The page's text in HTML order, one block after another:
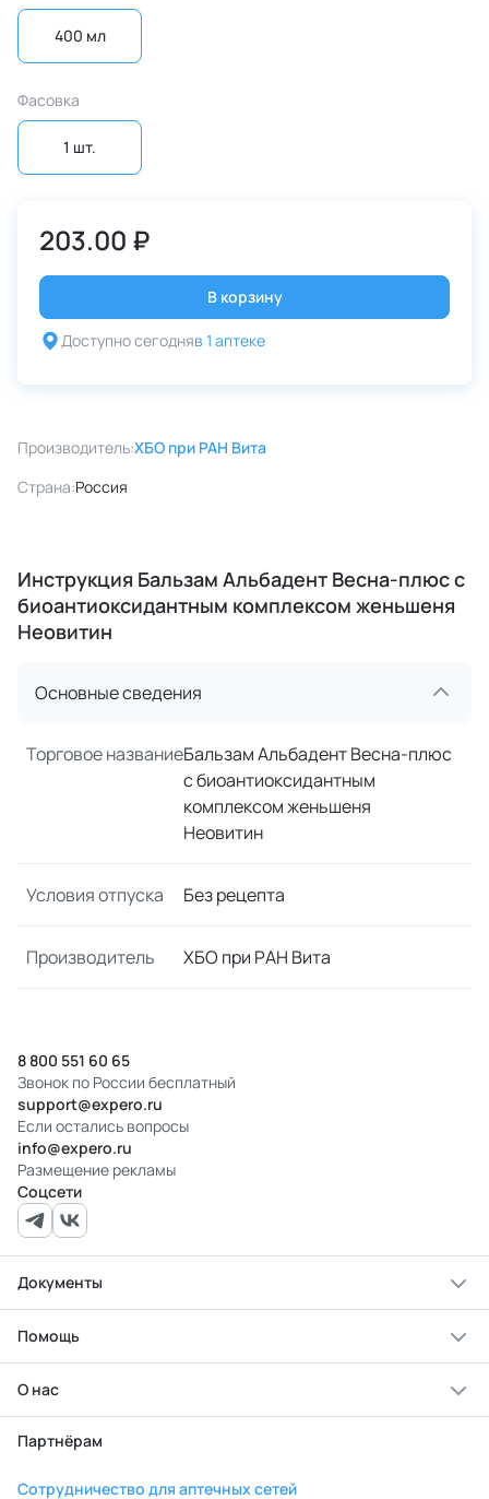
400 мл
Фасовка
1 шт.
203.00 ₽
В корзину
Доступно сегодняв 1 аптеке
Производитель:ХБО при РАН Вита
Страна:Россия
Инструкция Бальзам Альбадент Весна-плюс с
биоантиоксидантным комплексом женьшеня
Неовитин
Основные сведения
Торговое названиеБальзам Альбадент Весна-плюс
с биоантиоксидантным
комплексом женьшеня
Неовитин
Условия отпуска Без рецепта
Производитель ХБО при РАН Вита
8 800 551 60 65
Звонок по России бесплатный
support@expero.ru
Если остались вопросы
info@expero.ru
Размещение рекламы
Соцсети
Документы
Помощь
О нас
Партнёрам
Сотрудничество для аптечных сетей